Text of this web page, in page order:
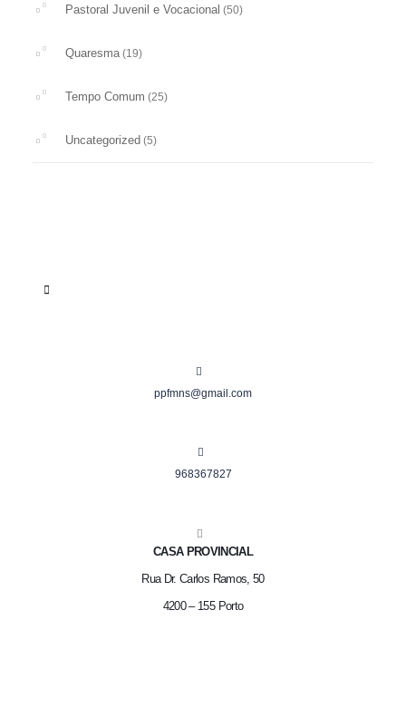
Pastoral Juvenil e Vocacional (50)
Quaresma(19)
Tempo Comum (25)
Uncategorized (5)
ppfmns@gmail.com
968367827
CASA PROVINCIAL
Rua Dr. Carlos Ramos, 50
4200 – 155 Porto